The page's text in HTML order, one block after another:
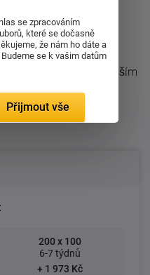
Roland 50 Plus z vyšším
vysoké bočnice
200 x 100
6-7 týdnů
+ 1 973 Kč
se zpracováním
které se dočasně
že nám ho dáte a
se k vašim datům
Přijmout vše